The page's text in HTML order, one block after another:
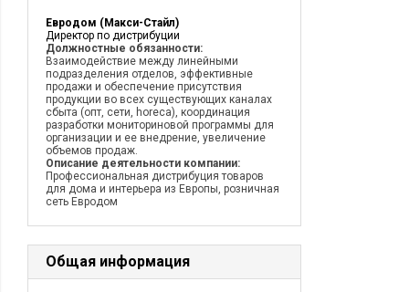
Евродом (Макси-Стайл)
Директор по дистрибуции
Должностные обязанности:
Взаимодействие между линейными
подразделения отделов, эффективные
продажи и обеспечение присутствия
продукции во всех существующих каналах
сбыта (опт, сети, horeca), координация
разработки мониториновой программы для
организации и ее внедрение, увеличение
объемов продаж.
Описание деятельности компании:
Профессиональная дистрибуция товаров
для дома и интерьера из Европы, розничная
сеть Евродом
Общая информация